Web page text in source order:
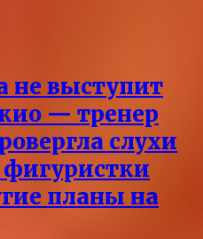
не выступит
— тренер
слухи
фигуристки
планы на